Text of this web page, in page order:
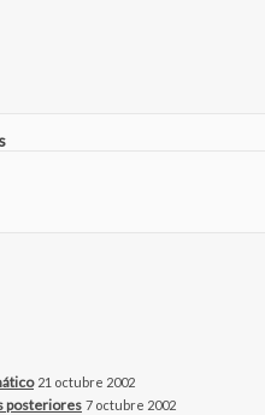
21 octubre 2002
posteriores 7 octubre 2002